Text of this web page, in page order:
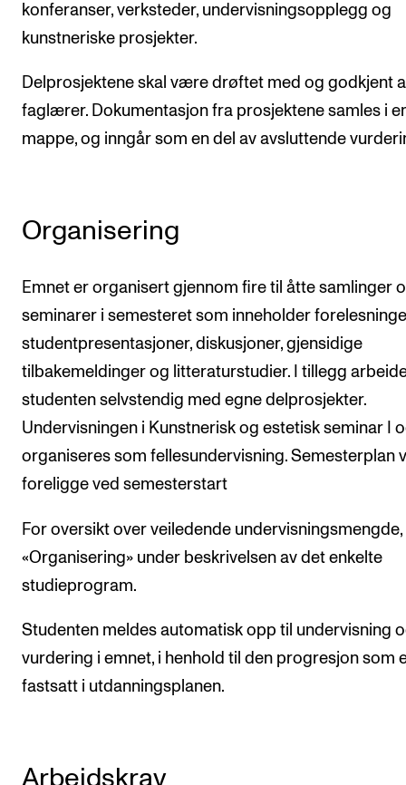
konferanser, verksteder, undervisningsopplegg og
kunstneriske prosjekter.
Delprosjektene skal være drøftet med og godkjent
faglærer. Dokumentasjon fra prosjektene samles i
mappe, og inngår som en del av avsluttende
Organisering
Emnet er organisert gjennom fire til åtte samlinger
seminarer i semesteret som inneholder
studentpresentasjoner, diskusjoner, gjensidige
tilbakemeldinger og litteraturstudier. I tillegg
studenten selvstendig med egne delprosjekter.
Undervisningen i Kunstnerisk og estetisk seminar I
organiseres som fellesundervisning. Semesterplan
foreligge ved semesterstart
For oversikt over veiledende undervisningsmengde,
«Organisering» under beskrivelsen av det enkelte
studieprogram.
Studenten meldes automatisk opp til undervisning
vurdering i emnet, i henhold til den progresjon som
fastsatt i utdanningsplanen.
Arbeidskrav